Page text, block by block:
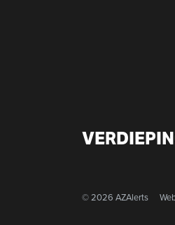
© 2026 AZAlerts